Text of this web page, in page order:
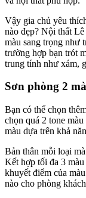
Vậy gia chủ yêu
nào đẹp? Nội thất
màu sang trọng như
trường hợp bạn trót
trung tính như xám,
Sơn phòng 2
Bạn có thể chọn
chọn quá 2 tone
màu dựa trên khả
Bản thân mỗi loại
Kết hợp tối đa 3
khuyết điểm của
nào cho phòng